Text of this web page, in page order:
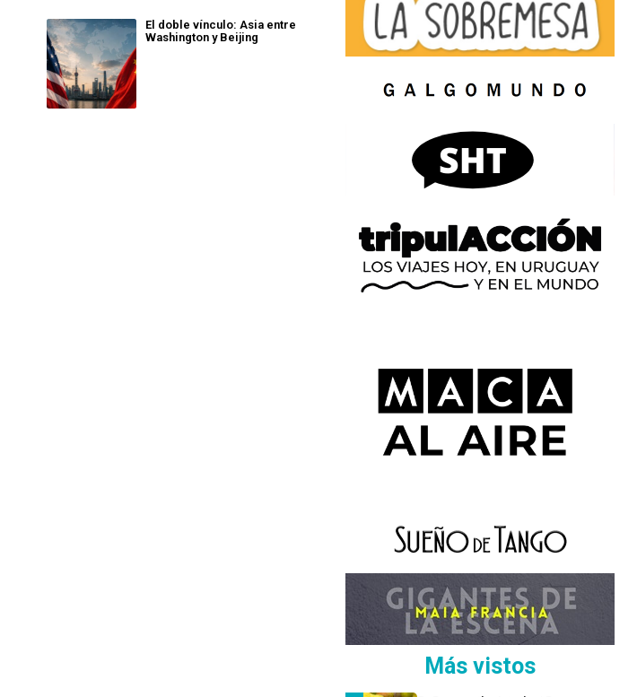
El doble vínculo: Asia entre
Washington y Beijing
Más vistos